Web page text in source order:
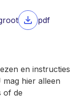
pdf
en instructies
hier alleen
of de